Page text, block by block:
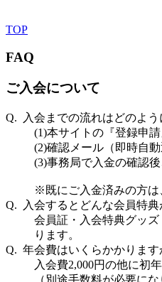
TOP
FAQ
ご入会について
Q. 入会までの流れはどのよう
(1)本サイトの『登録申
(2)確認メール（即時自
(3)事務局で入金の確認
※既にご入金済みの方は
Q. 入会するとどんな会員特典
会員証・入会特典グッ
ります。
Q. 年会費はいくらかかります
入会費2,000円の他に初
（別途手数料が必要に